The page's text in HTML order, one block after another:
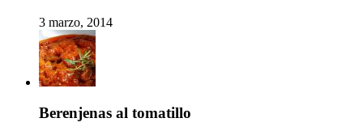
3 marzo, 2014
Berenjenas al tomatillo